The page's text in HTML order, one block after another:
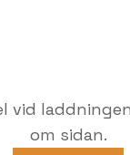
vid
om sidan.